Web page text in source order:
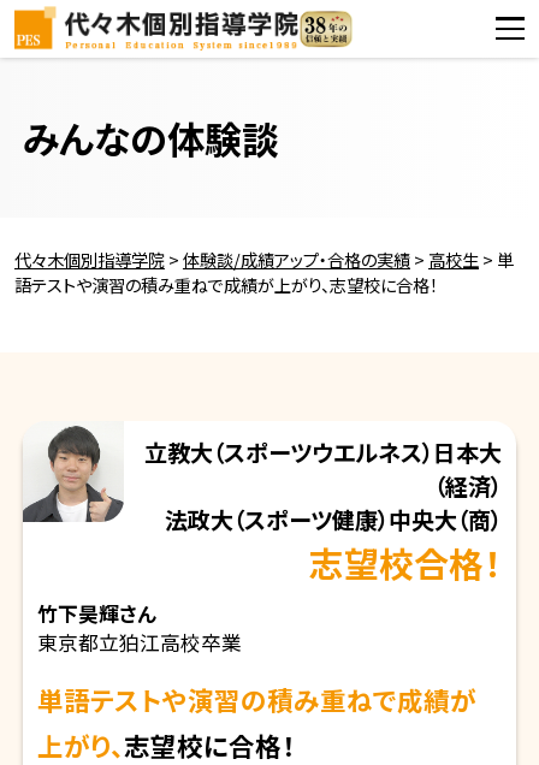
みんなの体験談
代々木個別指導学院>体験談/成績アップ・合格の実績> 高校生> 単
語テストや演習の積み重ねで成績が上がり、志望校に合格！
立教大（スポーツウエルネス）日本大
（経済）
法政大（スポーツ健康）中央大（商）
志望校合格！
竹下昊輝さん
東京都立狛江高校卒業
単語テストや演習の積み重ねで成績が
上がり、志望校に合格！